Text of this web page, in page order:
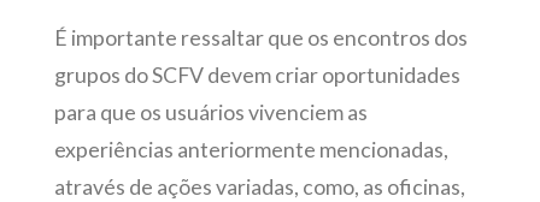
É importante ressaltar que os encontros dos
grupos do SCFV devem criar oportunidades
para que os usuários vivenciem as
experiências anteriormente mencionadas,
através de ações variadas, como, as oficinas,